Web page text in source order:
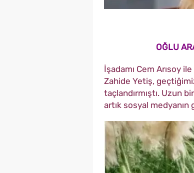
OĞLU
İşadamı Cem Arısoy
Zahide Yetiş,
taçlandırmıştı. Uzun
artık sosyal medyanın